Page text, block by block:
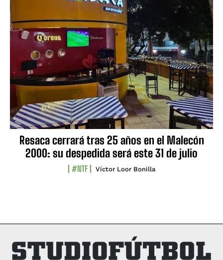
Resaca cerrará tras 25 años en el Malecón
2000: su despedida será este 31 de julio
#NTF Víctor Loor Bonilla